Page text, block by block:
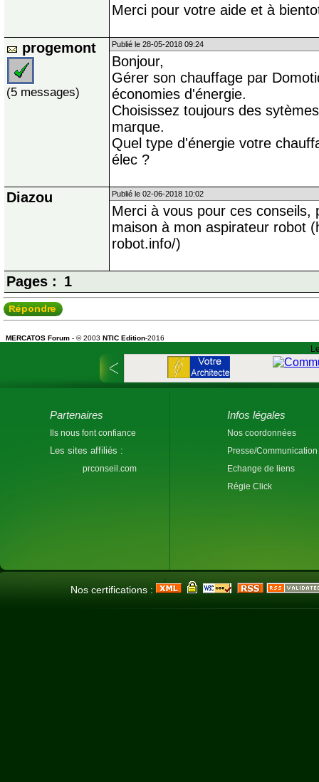
Merci pour votre aide et à
progemont
(5 messages)
Publié le 28-05-2018 09:24
Bonjour,
Gérer son chauffage par
économies d'énergie.
Choisissez toujours des
marque.
Quel type d'énergie votre
élec ?
Diazou Publié le 02-06-2018 10:02
Merci à vous pour ces conseils,
maison à mon aspirateur robot
robot.info/)
Pages : 1
MERCATOS Forum - © 2003 NTIC Edition-2016
Partenaires
Ils nous font confiance
Les sites affiliés :
prconseil.com
Infos légales
Nos coordonnées
Presse/Communication
Echange de liens
Régie Click
Nos certifications :